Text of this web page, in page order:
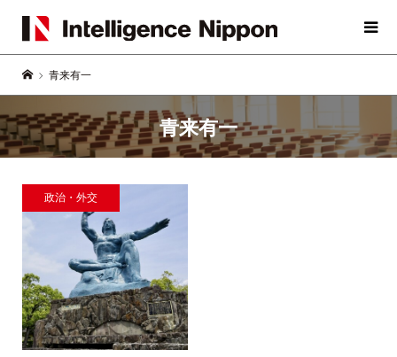
青来有一
青来有一
政治・外交